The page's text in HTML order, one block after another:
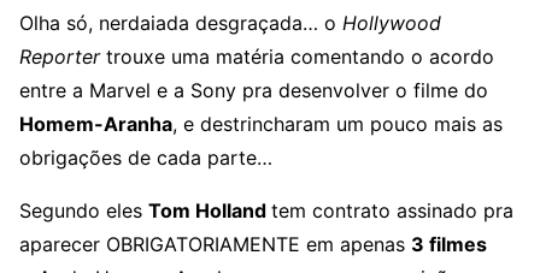
Olha só, nerdaiada desgraçada… o Hollywood
Reportertrouxe uma matéria comentando o acordo
entre a Marvel e a Sony pra desenvolver o filme do
Homem-Aranha, e destrincharam um pouco mais as
obrigações de cada parte…
Segundo eles Tom Holland tem contrato assinado pra
aparecer OBRIGATORIAMENTE em apenas 3 filmes